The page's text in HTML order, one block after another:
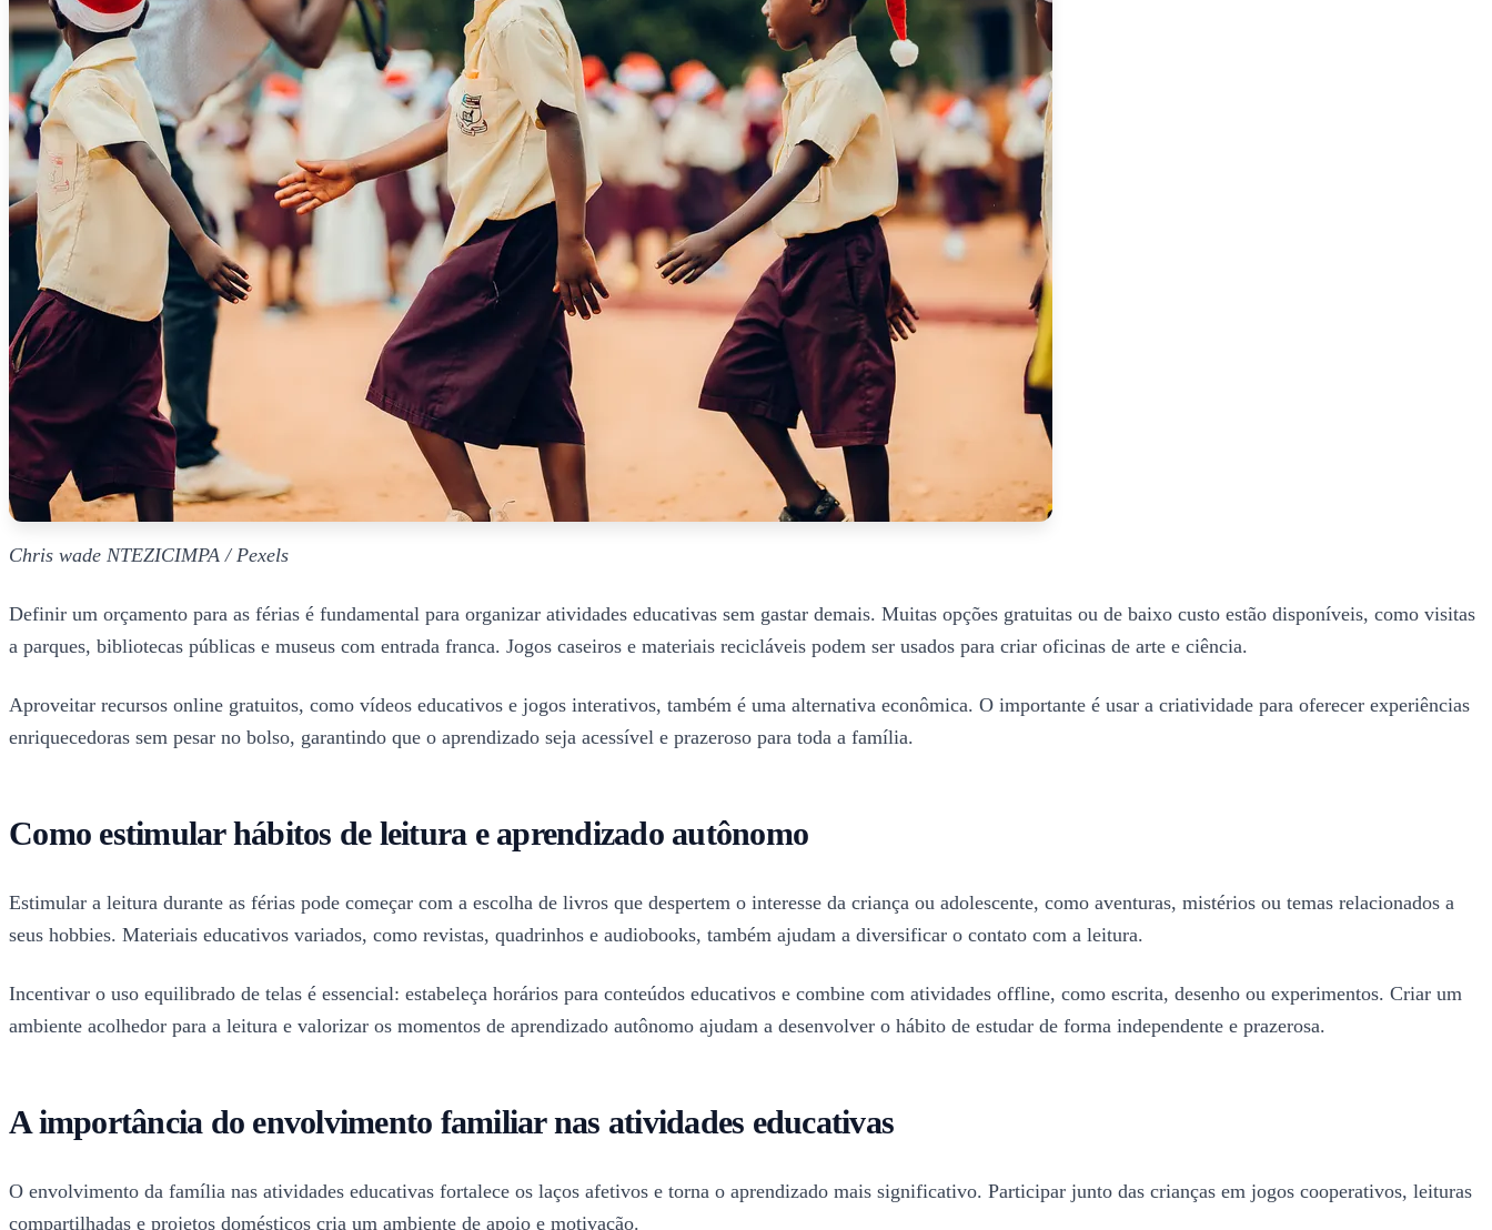
Chris wade NTEZICIMPA / Pexels
Definir um orçamento para as férias é fundamental para organizar atividades educativas sem gastar demais. Muitas opções gratuitas ou de baixo custo estão disponíveis, como visitas
a parques, bibliotecas públicas e museus com entrada franca. Jogos caseiros e materiais recicláveis podem ser usados para criar oficinas de arte e ciência.
Aproveitar recursos online gratuitos, como vídeos educativos e jogos interativos, também é uma alternativa econômica. O importante é usar a criatividade para oferecer experiências
enriquecedoras sem pesar no bolso, garantindo que o aprendizado seja acessível e prazeroso para toda a família.
Como estimular hábitos de leitura e aprendizado autônomo
Estimular a leitura durante as férias pode começar com a escolha de livros que despertem o interesse da criança ou adolescente, como aventuras, mistérios ou temas relacionados a
seus hobbies. Materiais educativos variados, como revistas, quadrinhos e audiobooks, também ajudam a diversificar o contato com a leitura.
Incentivar o uso equilibrado de telas é essencial: estabeleça horários para conteúdos educativos e combine com atividades offline, como escrita, desenho ou experimentos. Criar um
ambiente acolhedor para a leitura e valorizar os momentos de aprendizado autônomo ajudam a desenvolver o hábito de estudar de forma independente e prazerosa.
A importância do envolvimento familiar nas atividades educativas
O envolvimento da família nas atividades educativas fortalece os laços afetivos e torna o aprendizado mais significativo. Participar junto das crianças em jogos cooperativos, leituras
compartilhadas e projetos domésticos cria um ambiente de apoio e motivação.